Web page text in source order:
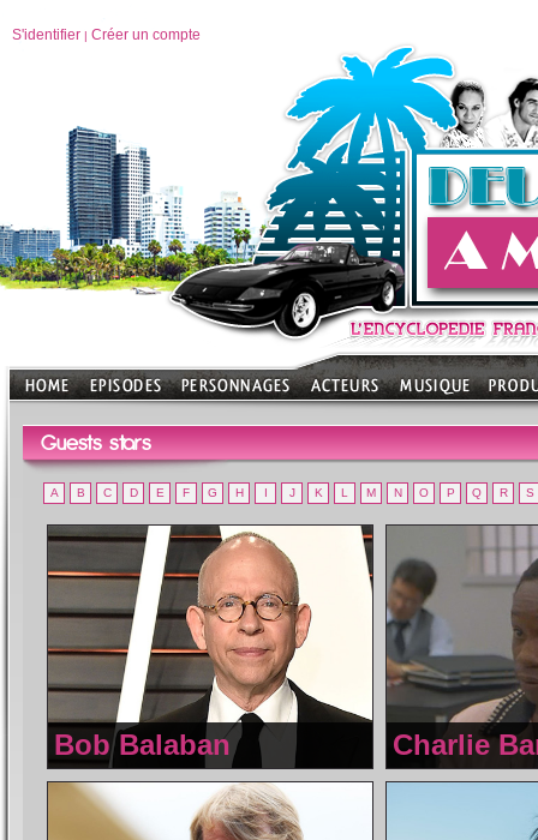
S'identifier | Créer un compte
Guests stars
A B C D E F G H I J K L M N O P Q R S
Bob Balaban Charlie